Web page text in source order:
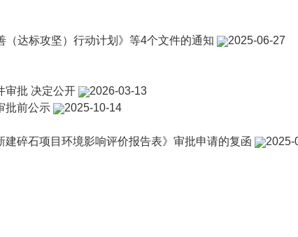
达标攻坚）行动计划》等4个文件的通知
2025-06-27
审批 决定公开
2026-03-13
批前公示
2025-10-14
碎石项目环境影响评价报告表》审批申请的复函
2025-